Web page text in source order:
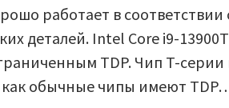
работает в соответствии
деталей. Intel Core i9-
TDP. Чип T-серии
как обычные чипы имеют